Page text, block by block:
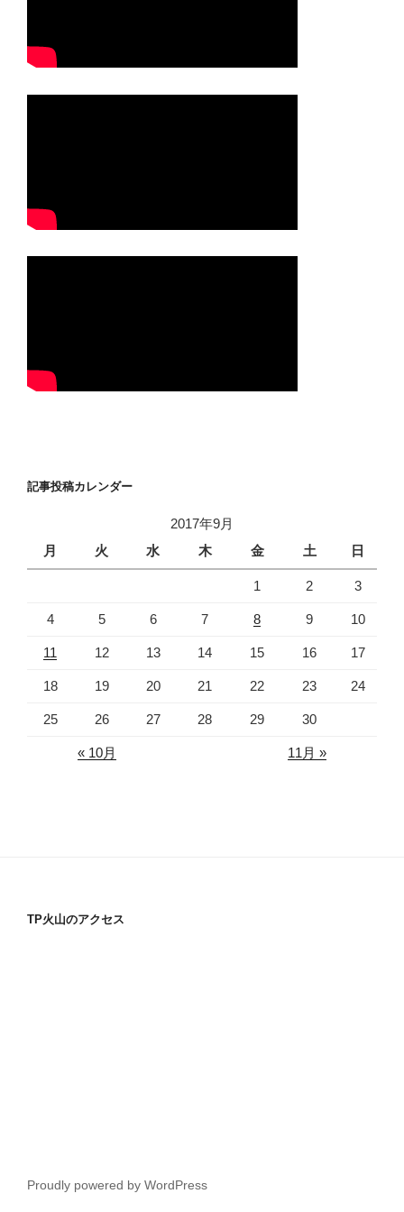
記事投稿カレンダー
2017年9月
月
火 水 木 金 土 日
1 2 3
4 5 6 7 8 9 10
11 12 13 14 15 16 17
18 19 20 21 22 23 24
25 26 27 28 29 30
« 10月 11月 »
TP火山のアクセス
Proudly powered by WordPress